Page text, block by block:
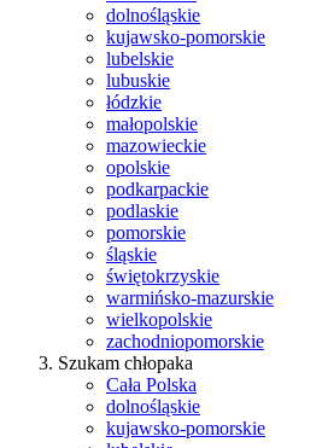
dolnośląskie
kujawsko-pomorskie
lubelskie
lubuskie
łódzkie
małopolskie
mazowieckie
opolskie
podkarpackie
podlaskie
pomorskie
śląskie
świętokrzyskie
warmińsko-mazurskie
wielkopolskie
zachodniopomorskie
Szukam chłopaka
Cała Polska
dolnośląskie
kujawsko-pomorskie